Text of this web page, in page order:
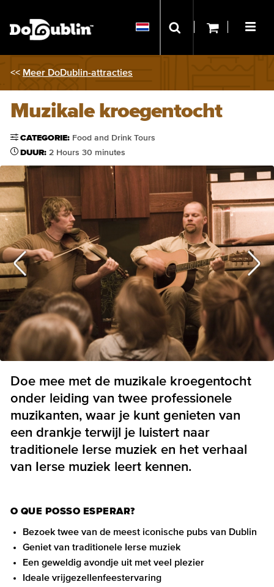
<< Meer DoDublin-attracties
Muzikale kroegentocht
CATEGORIE: Food and Drink Tours
DUUR: 2 Hours 30 minutes
Doe mee met de muzikale kroegentocht
onder leiding van twee professionele
muzikanten, waar je kunt genieten van
een drankje terwijl je luistert naar
traditionele Ierse muziek en het verhaal
van Ierse muziek leert kennen.
O QUE POSSO ESPERAR?
Bezoek twee van de meest iconische pubs van Dublin
Geniet van traditionele Ierse muziek
Een geweldig avondje uit met veel plezier
Ideale vrijgezellenfeestervaring